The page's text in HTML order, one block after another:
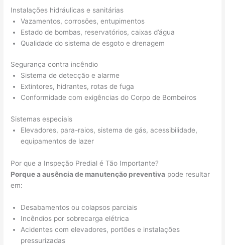
Instalações hidráulicas e sanitárias
Vazamentos, corrosões, entupimentos
Estado de bombas, reservatórios, caixas d’água
Qualidade do sistema de esgoto e drenagem
Segurança contra incêndio
Sistema de detecção e alarme
Extintores, hidrantes, rotas de fuga
Conformidade com exigências do Corpo de Bombeiros
Sistemas especiais
Elevadores, para-raios, sistema de gás, acessibilidade,
equipamentos de lazer
Por que a Inspeção Predial é Tão Importante?
Porque a ausência de manutenção preventiva pode resultar
em:
Desabamentos ou colapsos parciais
Incêndios por sobrecarga elétrica
Acidentes com elevadores, portões e instalações
pressurizadas